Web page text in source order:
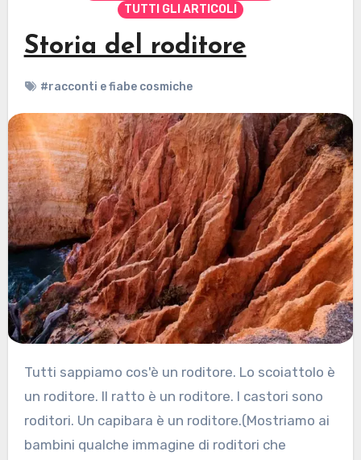
TUTTI GLI ARTICOLI
Storia del roditore
#racconti e fiabe cosmiche
Tutti sappiamo cos'è un roditore. Lo scoiattolo è
un roditore. Il ratto è un roditore. I castori sono
roditori. Un capibara è un roditore.(Mostriamo ai
bambini qualche immagine di roditori che